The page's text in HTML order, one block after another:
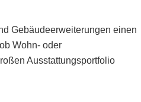
Gebäudeerweiterungen einen
Wohn- oder
Ausstattungsportfolio